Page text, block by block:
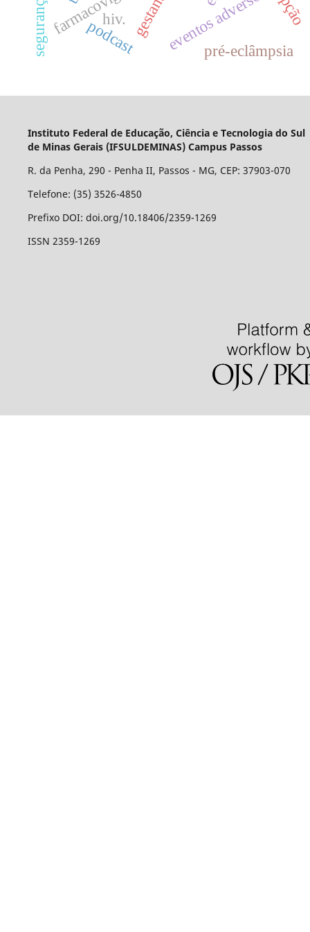
eventos adversos
hiv.
podcast pré-eclâmpsia
Instituto Federal de Educação, Ciência e Tecnologia do Sul
de Minas Gerais (IFSULDEMINAS) Campus Passos
R. da Penha, 290 - Penha II, Passos - MG, CEP: 37903-070
Telefone: (35) 3526-4850
Prefixo DOI: doi.org/10.18406/2359-1269
ISSN 2359-1269